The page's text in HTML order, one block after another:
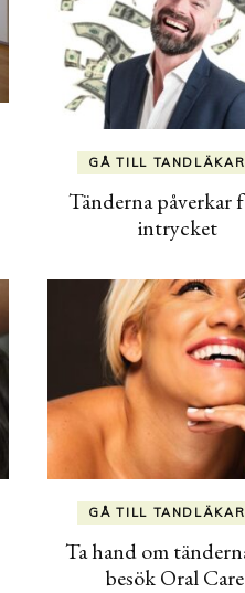
GÅ TILL
Tänderna påverkar
intrycket
GÅ TILL
Ta hand om
besök Oral